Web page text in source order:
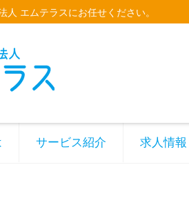
エムテラスにお任せください。
サービス紹介 求人情報